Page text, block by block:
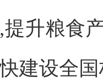
升粮食
建设全